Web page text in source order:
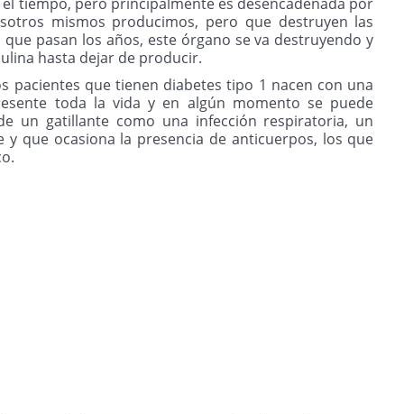
mismos producimos, pero que destruyen las
pasan los años, este órgano se va destruyendo y
hasta dejar de producir.
pacientes que tienen diabetes tipo 1 nacen con una
toda la vida y en algún momento se puede
un gatillante como una infección respiratoria, un
que ocasiona la presencia de anticuerpos, los que